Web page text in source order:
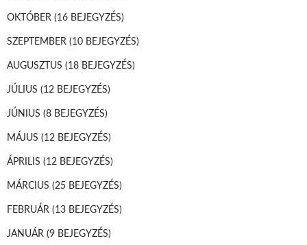
OKTÓBER (16 BEJEGYZÉS)
SZEPTEMBER (10 BEJEGYZÉS)
AUGUSZTUS (18 BEJEGYZÉS)
JÚLIUS (12 BEJEGYZÉS)
JÚNIUS (8 BEJEGYZÉS)
MÁJUS (12 BEJEGYZÉS)
ÁPRILIS (12 BEJEGYZÉS)
MÁRCIUS (25 BEJEGYZÉS)
FEBRUÁR (13 BEJEGYZÉS)
JANUÁR (9 BEJEGYZÉS)